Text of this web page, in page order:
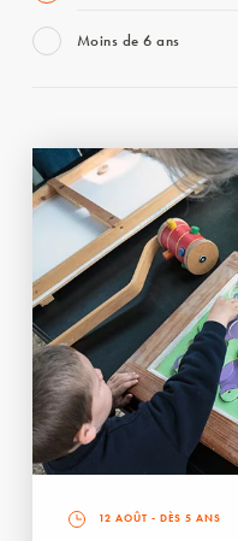
Moins de 6 ans
12 AOÛT - DÈS 5 ANS